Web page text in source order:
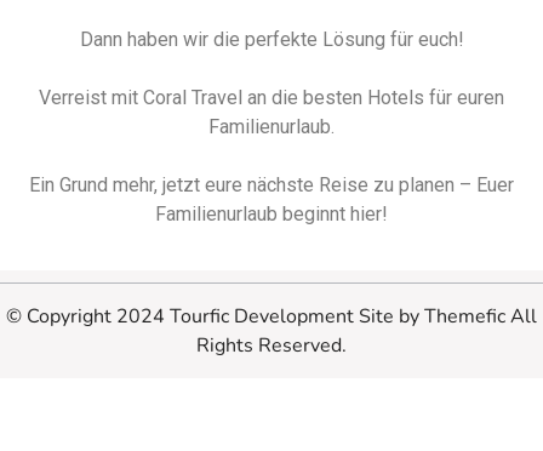
Dann haben wir die perfekte Lösung für euch!
Verreist mit Coral Travel an die besten Hotels für euren
Familienurlaub.
Ein Grund mehr, jetzt eure nächste Reise zu planen – Euer
Familienurlaub beginnt hier!
© Copyright 2024 Tourfic Development Site by Themefic All
Rights Reserved.